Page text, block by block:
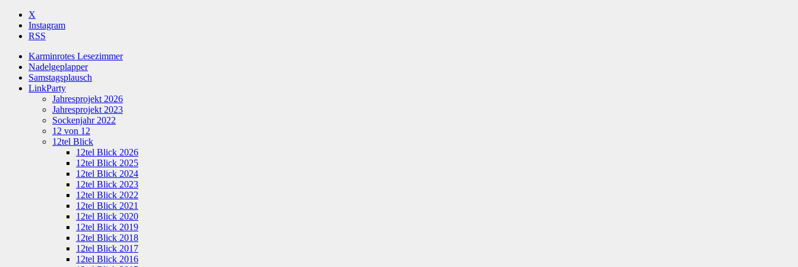
X
Instagram
RSS
Karminrotes Lesezimmer
Nadelgeplapper
Samstagsplausch
LinkParty
Jahresprojekt 2026
Jahresprojekt 2023
Sockenjahr 2022
12 von 12
12tel Blick
12tel Blick 2026
12tel Blick 2025
12tel Blick 2024
12tel Blick 2023
12tel Blick 2022
12tel Blick 2021
12tel Blick 2020
12tel Blick 2019
12tel Blick 2018
12tel Blick 2017
12tel Blick 2016